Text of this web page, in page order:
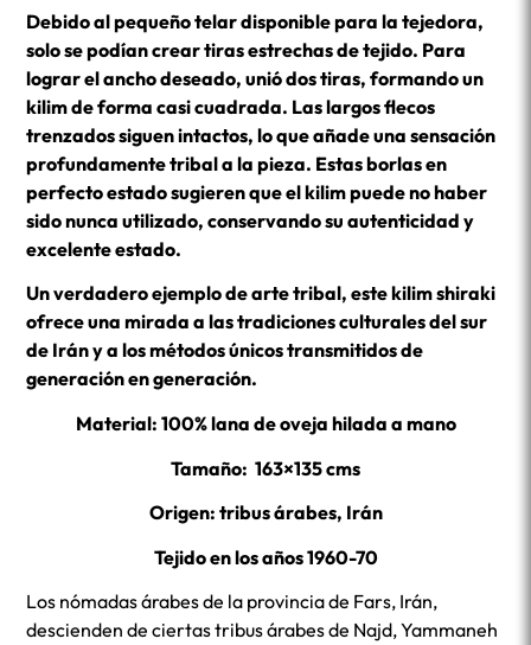
Debido al pequeño telar disponible para la tejedora,
solo se podían crear tiras estrechas de tejido. Para
lograr el ancho deseado, unió dos tiras, formando un
kilim de forma casi cuadrada. Las largos flecos
trenzados siguen intactos, lo que añade una sensación
profundamente tribal a la pieza. Estas borlas en
perfecto estado sugieren que el kilim puede no haber
sido nunca utilizado, conservando su autenticidad y
excelente estado.
Un verdadero ejemplo de arte tribal, este kilim shiraki
ofrece una mirada a las tradiciones culturales del sur
de Irán y a los métodos únicos transmitidos de
generación en generación.
Material: 100% lana de oveja hilada a mano
Tamaño: 163×135 cms
Origen: tribus árabes, Irán
Tejido en los años 1960-70
Los nómadas árabes de la provincia de Fars, Irán,
descienden de ciertas tribus árabes de Najd, Yammaneh